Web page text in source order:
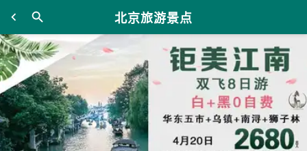
北京旅游景点